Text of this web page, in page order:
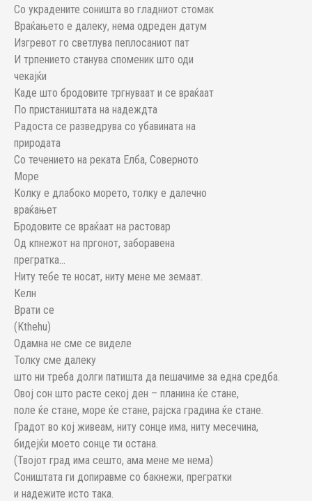
Со украдените соништа во гладниот стомак
Враќањето е далеку, нема одреден датум
Изгревот го светлува пеплосаниот пат
И трпението станува споменик што оди
чекајќи
Каде што бродовите тргнуваат и се враќаат
По пристаништата на надеждта
Радоста се разведрува со убавината на
природата
Со течението на реката Елба, Соверното
Море
Колку е длабоко морето, толку е далечно
враќањет
Бродовите се враќаат на растовар
Од кпнежот на пргонот, заборавена
прегратка…
Ниту тебе те носат, ниту мене ме земаат.
Келн
Врати се
(Kthehu)
Одамна не сме се виделе
Толку сме далеку
што ни треба долги патишта да пешачиме за една средба.
Овој сон што расте секој ден – планина ќе стане,
поле ќе стане, море ќе стане, рајска градина ќе стане.
Градот во кој живеам, ниту сонце има, ниту месечина,
бидејќи моето сонце ти остана.
(Твојот град има сешто, ама мене ме нема)
Соништата ги допиравме со бакнежи, прегратки
и надежите исто така.